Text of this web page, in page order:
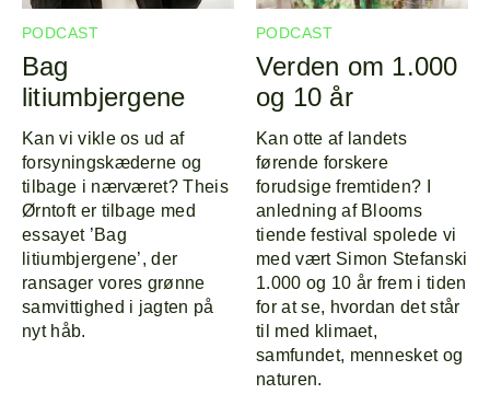
Line-up
PODCAST
Bag
litiumbjergene
Kan vi vikle os ud af
forsyningskæderne og
tilbage i nærværet? Theis
Ørntoft er tilbage med
essayet ’Bag
litiumbjergene’, der
ransager vores grønne
samvittighed i jagten på
nyt håb.
PODCAST
Verden om 1.000
og 10 år
Kan otte af landets
førende forskere
forudsige fremtiden? I
anledning af Blooms
tiende festival spolede vi
med vært Simon Stefanski
1.000 og 10 år frem i tiden
for at se, hvordan det står
til med klimaet,
samfundet, mennesket og
naturen.